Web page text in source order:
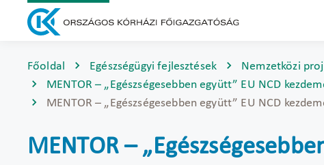
Főoldal Egészségügyi fejlesztések Nemzetközi
MENTOR – „Egészségesebben együtt” EU NCD
MENTOR – „Egészségesebben együtt” EU NCD
MENTOR –